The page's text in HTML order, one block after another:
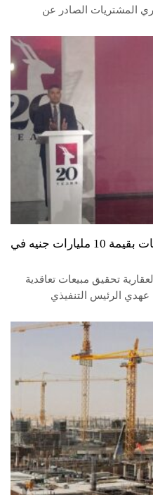
المشتريات الصادر عن
وادي دجلة تستهدف تحقيق مبيعات بقيمة 10 مليارات جنيه في
تحقيق مبيعات تعاقدية